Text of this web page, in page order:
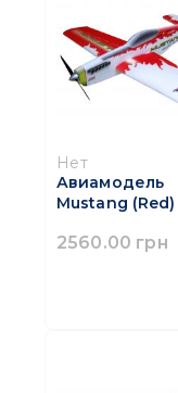
Нет
Авиамодель
Mustang (Red)
2560.00 грн